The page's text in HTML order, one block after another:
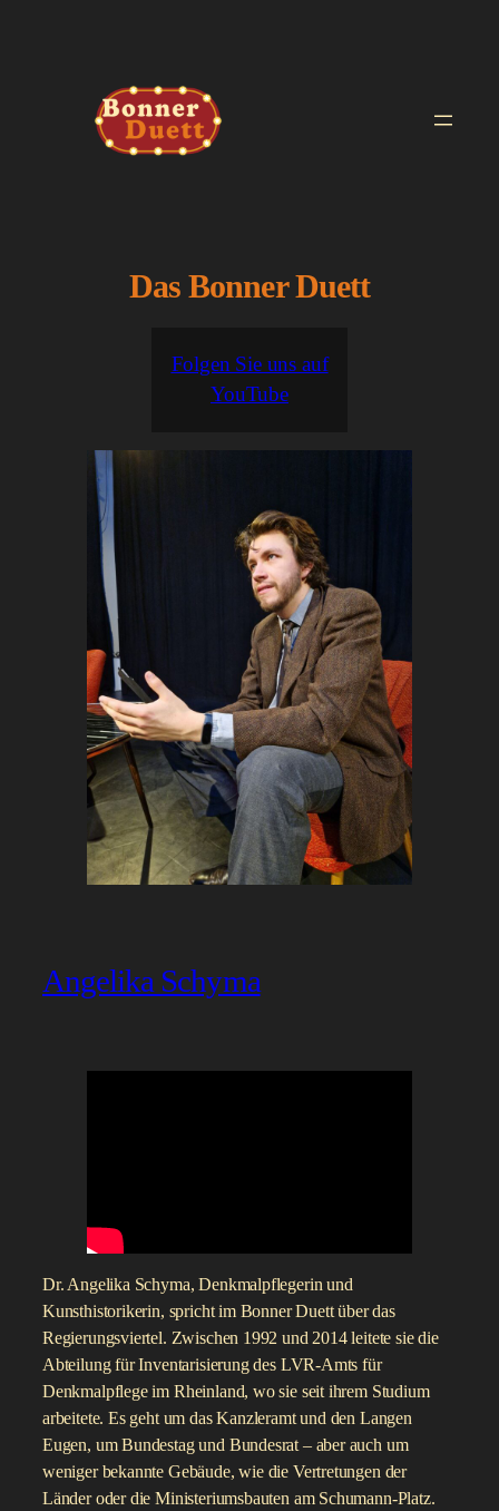
Das Bonner Duett
Folgen Sie uns auf
YouTube
Angelika Schyma
Dr. Angelika Schyma, Denkmalpflegerin und
Kunsthistorikerin, spricht im Bonner Duett über das
Regierungsviertel. Zwischen 1992 und 2014 leitete sie die
Abteilung für Inventarisierung des LVR-Amts für
Denkmalpflege im Rheinland, wo sie seit ihrem Studium
arbeitete. Es geht um das Kanzleramt und den Langen
Eugen, um Bundestag und Bundesrat – aber auch um
weniger bekannte Gebäude, wie die Vertretungen der
Länder oder die Ministeriumsbauten am Schumann-Platz.